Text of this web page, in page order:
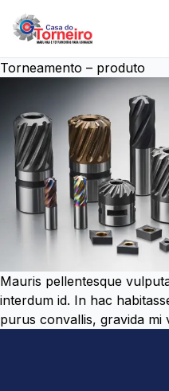
Torneamento – produto
Mauris pellentesque
interdum id. In hac
purus convallis, gravida mi